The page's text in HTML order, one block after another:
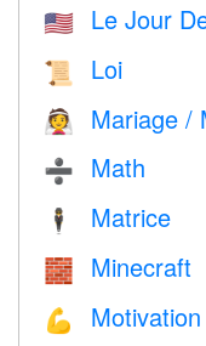
🇺🇸 Le Jour
📜 Loi
👰 Mariage /
➗ Math
🕴️ Matrice
🧱 Minecraft
💪 Motivation